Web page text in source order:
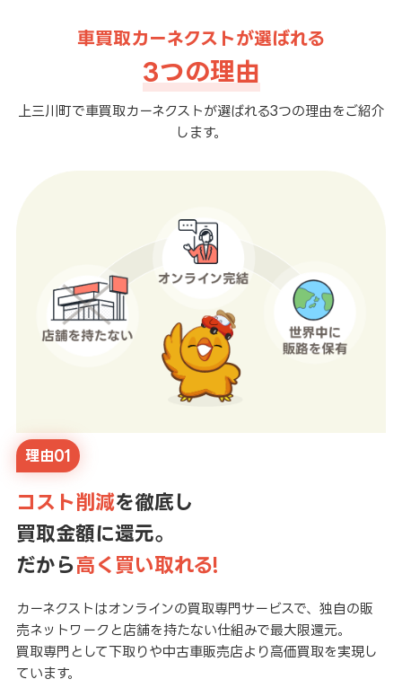
車買取カーネクストが選ばれる
3つの理由
上三川町で車買取カーネクストが選ばれる3つの理由をご紹介
します。
理由01
コスト削減を徹底し
買取金額に還元。
だから高く買い取れる!
カーネクストはオンラインの買取専門サービスで、独自の販
売ネットワークと店舗を持たない仕組みで最大限還元。
買取専門として下取りや中古車販売店より高価買取を実現し
ています。